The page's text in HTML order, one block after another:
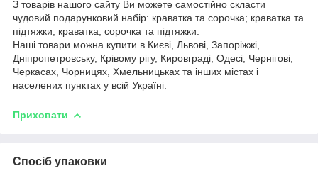
З товарів нашого сайту Ви можете самостійно скласти
чудовий подарунковий набір: краватка та сорочка; краватка та
підтяжки; краватка, сорочка та підтяжки.
Наші товари можна купити в Києві, Львові, Запоріжжі,
Дніпропетровську, Крівому рігу, Кировграді, Одесі, Чернігові,
Черкасах, Чорницях, Хмельницьках та інших містах і
населених пунктах у всій Україні.
Приховати
Спосіб упаковки